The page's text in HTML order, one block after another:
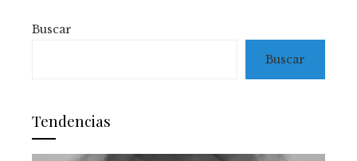
Buscar
Buscar
Tendencias